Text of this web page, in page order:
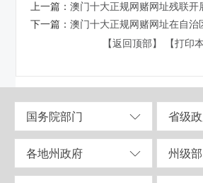
上一篇：澳门十大正规网赌网址残联开
下一篇：澳门十大正规网赌网址在自治
【返回顶部】
【打印
国务院部门 省级
各地州政府 州级